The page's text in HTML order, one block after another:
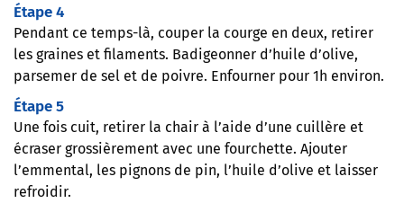
Étape 4
Pendant ce temps-là, couper la courge en deux, retirer
les graines et filaments. Badigeonner d’huile d’olive,
parsemer de sel et de poivre. Enfourner pour 1h environ.
Étape 5
Une fois cuit, retirer la chair à l’aide d’une cuillère et
écraser grossièrement avec une fourchette. Ajouter
l’emmental, les pignons de pin, l’huile d’olive et laisser
refroidir.